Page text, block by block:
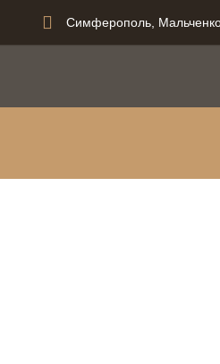
Симферополь,